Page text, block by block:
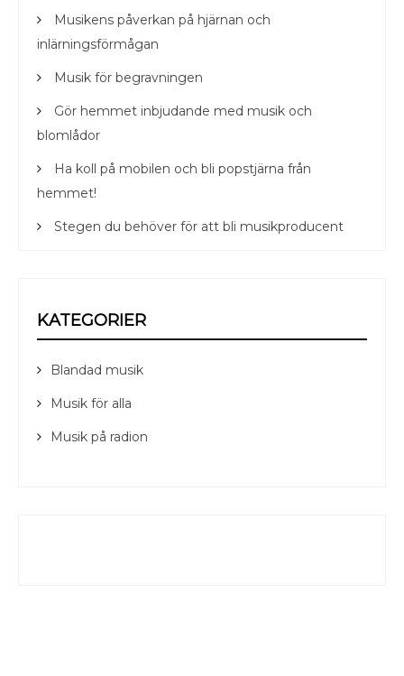
Musikens påverkan på hjärnan och
inlärningsförmågan
Musik för begravningen
Gör hemmet inbjudande med musik och
blomlådor
Ha koll på mobilen och bli popstjärna från
hemmet!
Stegen du behöver för att bli musikproducent
KATEGORIER
Blandad musik
Musik för alla
Musik på radion